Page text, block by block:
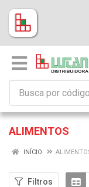
ALIMENTOS
INÍCIO
Filtros